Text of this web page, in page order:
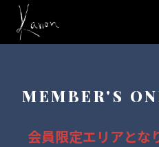
MEMBER'S
会員限定エリアとな